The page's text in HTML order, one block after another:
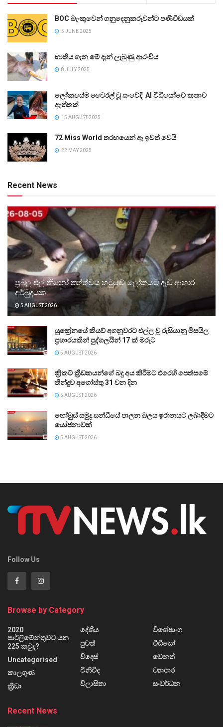
BOC බැංකුවෙන් ගනුදෙනුකරුවන්ට පණිවිඩයක්
5 JUNE 2025
භාතිය ගැන මේ දැන් ලැබුණු ආරංචිය
8 JULY 2025
ලෝකයේම වෛරල් වූ සංවේදී AI වීඩියෝවේ කතාව
ඇත්තක්
15 AUGUST 2025
72 Miss World තරඟයෙන් ඈ ඉවත් වෙයි
22 MAY 2025
Recent News
ප්‍රබල එල් නීනෝ තත්ත්වය හමුවේ ලෝකයට දැඩි ආහාර
අර්බුදයක
5 AUGUST 2026
යුක්‍රේනයේ කියව් අගනුවරට එල්ල වූ රුසියානු මිසයිල
ප්‍රහාරයකින් පුද්ගලයින් 17 ක් මරුට
5 AUGUST 2026
ක්‍රිකට් ක්‍රීඩකයන්ගේ බදු අය කිරීමට එරෙහි පෙත්සමේ
තීන්දුව අගෝස්තු 31 වන දින
5 AUGUST 2026
හෝමුස් සමුද්‍ර සන්ධියේ පාලන බලය ඉරානයට ලබාදීමට
යෝජනාවක්
5 AUGUST 2026
Follow Us
Browse by Category
2020
පාර්ලිමේන්තුවට යන
225 කවුද?
Uncategorised
කාලගුණ
ක්‍රීඩා
දේශීය
පුවත්
විදෙස්
විනිවිද
විලාසිතා
විශේෂාංග
වීඩියෝ
වෙනත්
ව්‍යාපාර
සංවර්ධන
Recent News